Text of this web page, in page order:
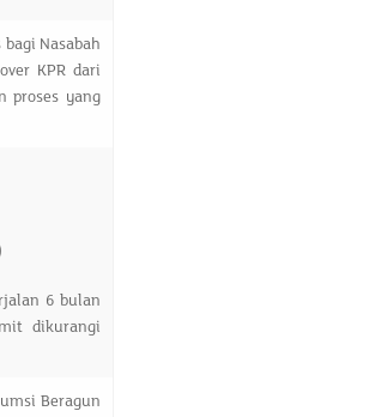
Nasabah
KPR dari
proses yang
6 bulan
dikurangi
Beragun